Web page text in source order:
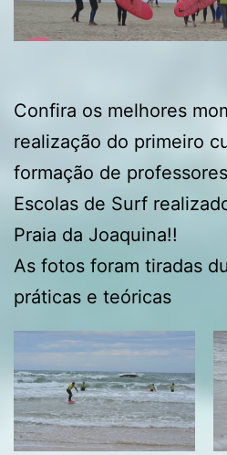
Confira os melhores
realização do primeiro
formação de
Escolas de Surf
Praia da Joaquina!!
As fotos foram tiradas
práticas e teóricas